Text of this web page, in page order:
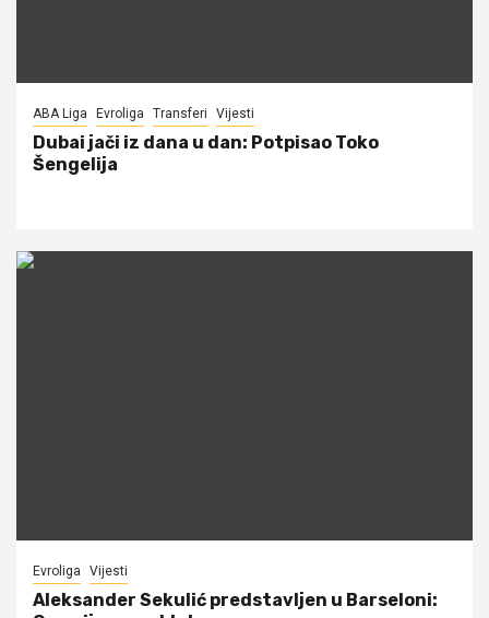
ABA Liga Evroliga Transferi Vijesti
Dubai jači iz dana u dan: Potpisao Toko
Šengelija
Evroliga Vijesti
Aleksander Sekulić predstavljen u Barseloni: